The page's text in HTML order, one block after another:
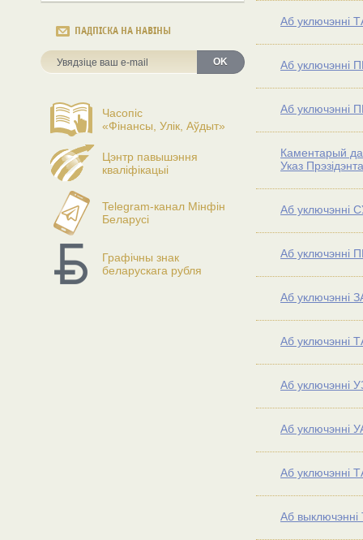
ПАДПІСКА НА НАВІНЫ
OK
Часопіс
«Фінансы, Улік, Аўдыт»
Цэнтр павышэння
кваліфікацыі
Telegram-канал Мінфін
Беларусі
Графічны знак
беларускага рубля
Аб уключэнні
Аб уключэнні
Аб уключэнні
Каментарый да
Указ
Аб уключэнні
Аб уключэнні
Аб уключэнні
Аб уключэнні
Аб уключэнні
Аб уключэнні
Аб уключэнні
Аб выключэнні